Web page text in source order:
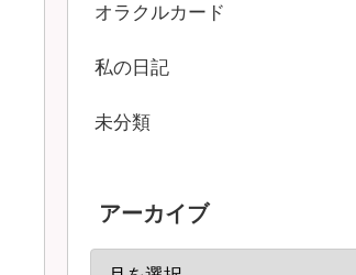
オラクルカード
私の日記
未分類
アーカイブ